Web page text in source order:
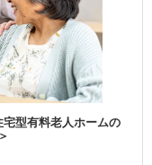
宅型有料老人ホームの